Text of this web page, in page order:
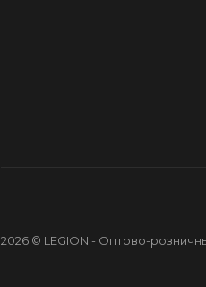
2026 © LEGION - Оптово-